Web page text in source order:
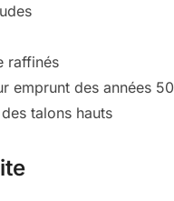
raffinés
emprunt des années
talons hauts